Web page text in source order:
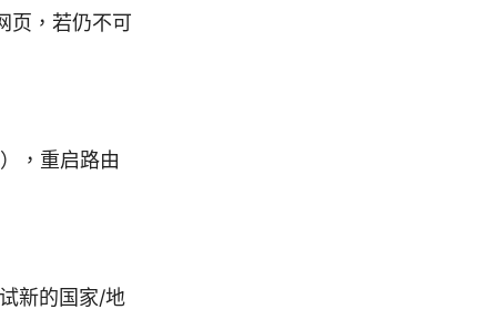
页，若仍不可
，重启路由
新的国家/地